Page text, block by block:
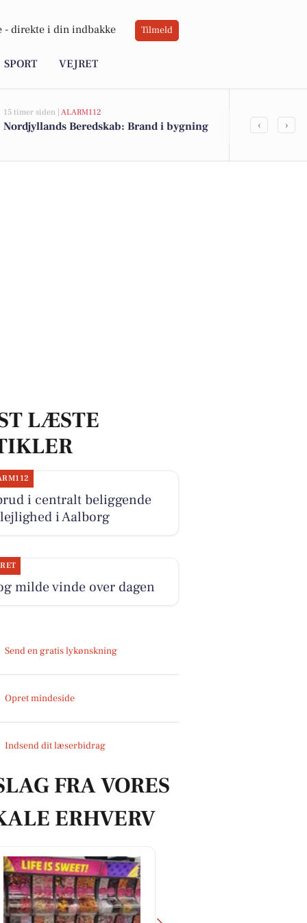
- direkte i din indbakke Tilmeld
SPORT VEJRET
15 timer siden | ALARM112
Nordjyllands Beredskab: Brand i bygning ‹ ›
LÆSTE
i centralt beliggende
i Aalborg
milde vinde over dagen
Send en gratis lykønskning
Opret mindeside
Indsend dit læserbidrag
FRA VORES
ERHVERV